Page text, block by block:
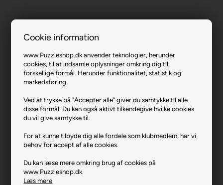
Cookie information
www.Puzzleshop.dk anvender teknologier, herunder
cookies, til at indsamle oplysninger omkring dig til
forskellige formål. Herunder funktionalitet, statistik og
markedsføring.
Ved at trykke på "Accepter alle" giver du samtykke til alle
disse formål. Du kan også aktivt tilkendegive hvilke cookies
du vil give samtykke til.
For at kunne tilbyde dig alle fordele som klubmedlem, har vi
behov for accept af alle cookies.
Du kan læse mere omkring brug af cookies på
www.Puzzleshop.dk.
Læs mere
Venetian Dream.
Varenr.: 0724-105281
Antal brikker
1000
Længde i cm (ca.)
Bredde i cm (ca.)
47
Producentadresse